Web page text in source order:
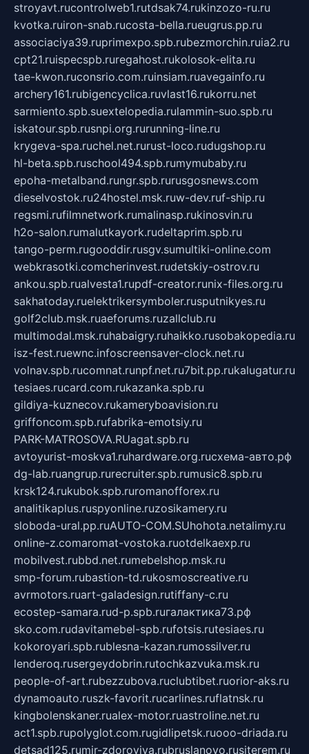
stroyavt.rucontrolweb1.rutdsak74.rukinzozo-ru.ru
kvotka.ruiron-snab.rucosta-bella.rueugrus.pp.ru
associaciya39.ruprimexpo.spb.rubezmorchin.ruia2.ru
cpt21.ruispecspb.ruregahost.rukolosok-elita.ru
tae-kwon.ruconsrio.com.ruinsiam.ruavegainfo.ru
archery161.rubigencyclica.ruvlast16.rukorru.net
sarmiento.spb.suextelopedia.rulammin-suo.spb.ru
iskatour.spb.rusnpi.org.rurunning-line.ru
krygeva-spa.ruchel.net.rurust-loco.rudugshop.ru
hl-beta.spb.ruschool494.spb.rumymubaby.ru
epoha-metalband.rungr.spb.rurusgosnews.com
dieselvostok.ru24hostel.msk.ruw-dev.ruf-ship.ru
regsmi.rufilmnetwork.rumalinasp.rukinosvin.ru
h2o-salon.rumalutkayork.rudeltaprim.spb.ru
tango-perm.rugooddir.rusgv.sumultiki-online.com
webkrasotki.comcherinvest.rudetskiy-ostrov.ru
ankou.spb.rualvesta1.rupdf-creator.runix-files.org.ru
sakhatoday.ruelektrikersymboler.rusputnikyes.ru
golf2club.msk.ruaeforums.ruzallclub.ru
multimodal.msk.ruhabaigry.ruhaikko.rusobakopedia.ru
isz-fest.ruewnc.infoscreensaver-clock.net.ru
volnav.spb.rucomnat.runpf.net.ru7bit.pp.rukalugatur.ru
tesiaes.rucard.com.rukazanka.spb.ru
gildiya-kuznecov.rukameryboavision.ru
griffoncom.spb.rufabrika-emotsiy.ru
PARK-MATROSOVA.RUagat.spb.ru
avtoyurist-moskva1.ruhardware.org.ruсхема-авто.рф
dg-lab.ruangrup.rurecruiter.spb.rumusic8.spb.ru
krsk124.rukubok.spb.ruromanofforex.ru
analitikaplus.ruspyonline.ruzosikamery.ru
sloboda-ural.pp.ruAUTO-COM.SUhohota.netalimy.ru
online-z.comaromat-vostoka.ruotdelkaexp.ru
mobilvest.rubbd.net.rumebelshop.msk.ru
smp-forum.rubastion-td.rukosmoscreative.ru
avrmotors.ruart-galadesign.rutiffany-c.ru
ecostep-samara.rud-p.spb.ruгалактика73.рф
sko.com.rudavitamebel-spb.rufotsis.rutesiaes.ru
kokoroyari.spb.rublesna-kazan.rumossilver.ru
lenderoq.rusergeydobrin.rutochkazvuka.msk.ru
people-of-art.rubezzubova.ruclubtibet.ruorior-aks.ru
dynamoauto.ruszk-favorit.rucarlines.ruflatnsk.ru
kingbolenskaner.rualex-motor.ruastroline.net.ru
act1.spb.rupolyglot.com.rugidlipetsk.ruooo-driada.ru
detsad125.rumir-zdoroviya.rubruslanovo.rusiterem.ru